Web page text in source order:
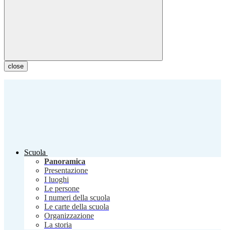
close
Scuola
Panoramica
Presentazione
I luoghi
Le persone
I numeri della scuola
Le carte della scuola
Organizzazione
La storia